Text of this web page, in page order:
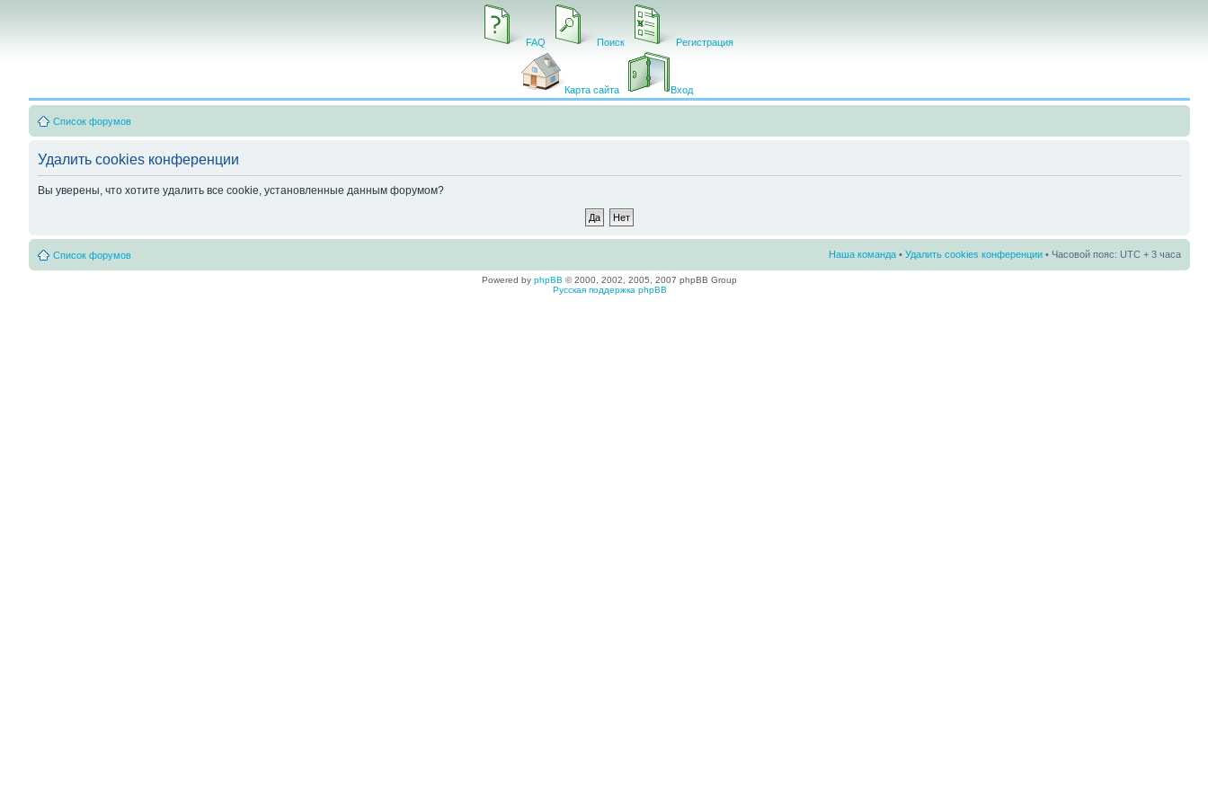
FAQ Поиск Регистрация
Карта сайта Вход
Список форумов
Удалить cookies конференции
Вы уверены, что хотите удалить все cookie, установленные данным форумом?
Список форумов Наша команда • Удалить cookies конференции • Часовой пояс: UTC + 3 часа
Powered by phpBB © 2000, 2002, 2005, 2007 phpBB Group
Русская поддержка phpBB